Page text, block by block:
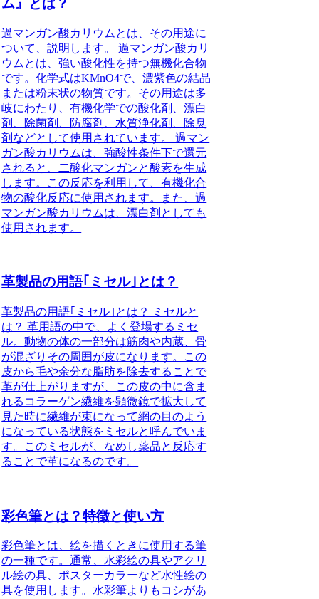
ム』とは？
過マンガン酸カリウムとは、その用途に
ついて、説明します。 過マンガン酸カリ
ウムとは、強い酸化性を持つ無機化合物
です。化学式はKMnO4で、濃紫色の結晶
または粉末状の物質です。その用途は多
岐にわたり、有機化学での酸化剤、漂白
剤、除菌剤、防腐剤、水質浄化剤、除臭
剤などとして使用されています。 過マン
ガン酸カリウムは、強酸性条件下で還元
されると、二酸化マンガンと酸素を生成
します。この反応を利用して、有機化合
物の酸化反応に使用されます。また、過
マンガン酸カリウムは、漂白剤としても
使用されます。
革製品の用語｢ミセル｣とは？
革製品の用語｢ミセル｣とは？ ミセルと
は？ 革用語の中で、よく登場するミセ
ル。動物の体の一部分は筋肉や内蔵、骨
が混ざりその周囲が皮になります。この
皮から毛や余分な脂肪を除去することで
革が仕上がりますが、この皮の中に含ま
れるコラーゲン繊維を顕微鏡で拡大して
見た時に繊維が束になって網の目のよう
になっている状態をミセルと呼んでいま
す。このミセルが、なめし薬品と反応す
ることで革になるのです。
彩色筆とは？特徴と使い方
彩色筆とは、絵を描くときに使用する筆
の一種です。通常、水彩絵の具やアクリ
ル絵の具、ポスターカラーなど水性絵の
具を使用します。水彩筆よりもコシがあ